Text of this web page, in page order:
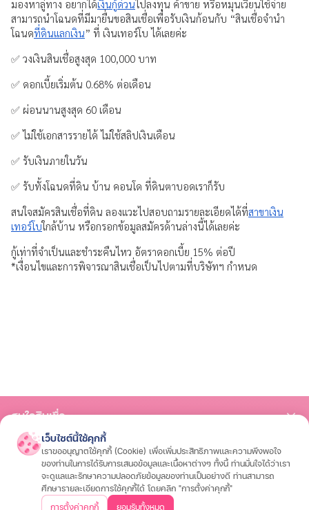
มองหาลู่ทาง อยากได้เงินกู้ด่วนไปลงทุน ค้าขาย หรือหมุนเวียนใช้จ่าย
สามารถนำโฉนดที่มีมายื่นขอสินเชื่อเพื่อรับเงินก้อนกับ “สินเชื่อจำนำ
โฉนดที่ดินแลกเงิน” ที่ เงินเทอร์โบ ได้เลยค่ะ
✅ วงเงินสินเชื่อสูงสุด 100,000 บาท
✅ ดอกเบี้ยเริ่มต้น 0.68% ต่อเดือน
✅ ผ่อนนานสูงสุด 60 เดือน
✅ ไม่ใช้เอกสารรายได้ ไม่ใช้สลิปเงินเดือน
✅ รับเงินภายในวัน
✅ รับทั้งโฉนดที่ดิน บ้าน คอนโด ที่ดินตาบอดเราก็รับ
สนใจสมัครสินเชื่อที่ดิน ลองแวะไปสอบถามรายละเอียดได้ที่สาขาเงิน
เทอร์โบใกล้บ้าน หรือกรอกข้อมูลสมัครด้านล่างนี้ได้เลยค่ะ
กู้เท่าที่จำเป็นและชำระคืนไหว อัตราดอกเบี้ย 15% ต่อปี
*เงื่อนไขและการพิจารณาสินเชื่อเป็นไปตามที่บริษัทฯ กำหนด
สนใจสินเชื่อ
สินเชื่อรถมอเตอร์ไซค์สินเชื่อรถยนต์
สนใจประกัน
ประกันรถมอเตอร์ไซค์ประกันรถยนต์ประกันสุขภาพและโรคร้ายแรง
เกี่ยวกับเรา
เว็บไซต์นี้ใช้คุกกี้
เราขออนุญาตใช้คุกกี้ (Cookie) เพื่อเพิ่มประสิทธิภาพและความพึงพอใจ
ของท่านในการได้รับการเสนอข้อมูลและเนื้อหาต่างๆ ทั้งนี้ ท่านมั่นใจได้ว่าเรา
จะดูแลและรักษาความปลอดภัยข้อมูลของท่านเป็นอย่างดี ท่านสามารถ
ศึกษารายละเอียดการใช้คุกกี้ได้ โดยคลิก "การตั้งค่าคุกกี้"
การตั้งค่าคุกกี้
ยอมรับทั้งหมด